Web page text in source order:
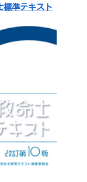
準テキスト